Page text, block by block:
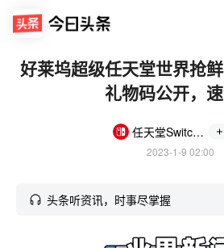
好莱坞超级任天堂世界抢
礼物码公开，速
任天堂Switch游戏
2023-1-9 02:00
头条听资讯，时事尽掌握